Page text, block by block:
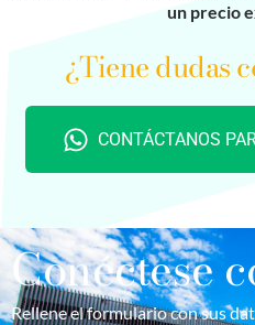
un precio
¿Tiene dudas
CONTÁCTANOS
Conéctese
Rellene el formulario con sus